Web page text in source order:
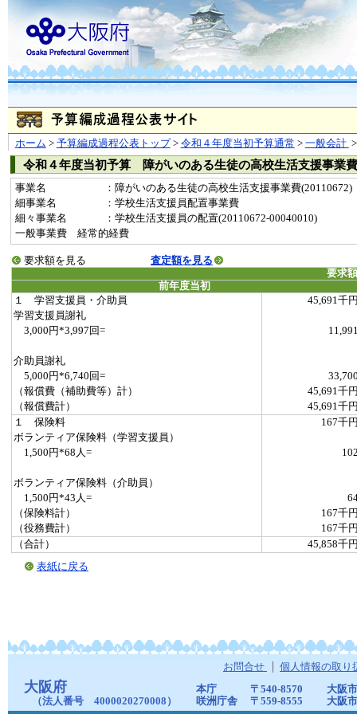
ホーム > 予算編成過程公表トップ> 令和４年度当初予算通常 > 一般会計
令和４年度当初予算 障がいのある生徒の高校生活支援事業費
事業名
：障がいのある生徒の高校生活支援事業費(20110672)
細事業名
：学校生活支援員配置事業費
細々事業名
：学校生活支援員の配置(20110672-00040010)
一般事業費 経常的経費
要求額を見る
査定額を見る
要求
前年度当初
１ 学習支援員・介助員
45,691千
学習支援員謝礼
3,000円*3,997回=
介助員謝礼
5,000円*6,740回=
（報償費（補助費等）計）
45,691千
（報償費計）
45,691千
１ 保険料
167千
ボランティア保険料（学習支援員）
1,500円*68人=
ボランティア保険料（介助員）
1,500円*43人=
（保険料計）
167千
（役務費計）
167千
（合計）
45,858千
表紙に戻る
お問合せ 個人情報の取り
大阪府
（法人番号 4000020270008）
本庁 〒540-8570
大阪
咲洲庁舎
〒559-8555
大阪